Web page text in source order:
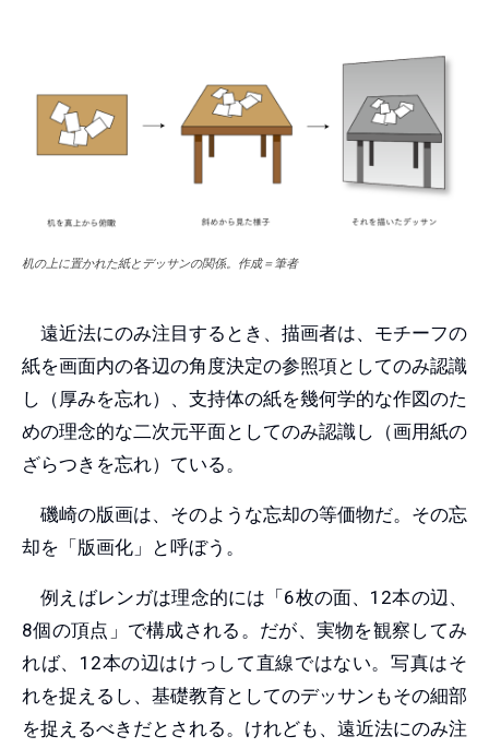
机の上に置かれた紙とデッサンの関係。作成＝筆者
遠近法にのみ注目するとき、描画者は、モチーフの
紙を画面内の各辺の角度決定の参照項としてのみ認識
し（厚みを忘れ）、支持体の紙を幾何学的な作図のた
めの理念的な二次元平面としてのみ認識し（画用紙の
ざらつきを忘れ）ている。
磯崎の版画は、そのような忘却の等価物だ。その忘
却を「版画化」と呼ぼう。
例えばレンガは理念的には「6枚の面、12本の辺、
8個の頂点」で構成される。だが、実物を観察してみ
れば、12本の辺はけっして直線ではない。写真はそ
れを捉えるし、基礎教育としてのデッサンもその細部
を捉えるべきだとされる。けれども、遠近法にのみ注